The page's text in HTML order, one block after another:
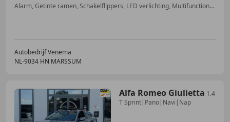
Alarm, Getinte ramen, Schakelflippers, LED verlichting, Multifunctioneel stuurwiel, LED dagrijverlichting, Hill-Hold Control, Spoiler
Autobedrijf Venema
NL-9034 HN MARSSUM
Alfa Romeo Giulietta 1.4
T Sprint|Pano|Navi|Nap